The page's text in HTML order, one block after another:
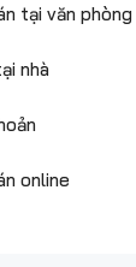
tại văn
nhà
online